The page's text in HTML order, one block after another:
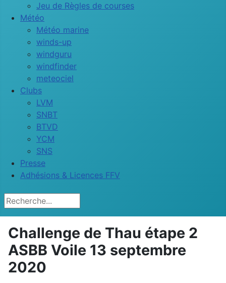
Jeu de Règles de courses
Météo
Météo marine
winds-up
windguru
windfinder
meteociel
Clubs
LVM
SNBT
BTVD
YCM
SNS
Presse
Adhésions & Licences FFV
Rechercher
Challenge de Thau étape 2
ASBB Voile 13 septembre
2020